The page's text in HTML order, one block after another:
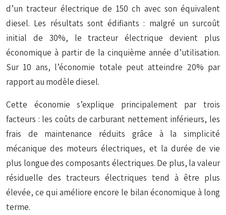
d’un tracteur électrique de 150 ch avec son équivalent
diesel. Les résultats sont édifiants : malgré un surcoût
initial de 30%, le tracteur électrique devient plus
économique à partir de la cinquième année d’utilisation.
Sur 10 ans, l’économie totale peut atteindre 20% par
rapport au modèle diesel.
Cette économie s’explique principalement par trois
facteurs : les coûts de carburant nettement inférieurs, les
frais de maintenance réduits grâce à la simplicité
mécanique des moteurs électriques, et la durée de vie
plus longue des composants électriques. De plus, la valeur
résiduelle des tracteurs électriques tend à être plus
élevée, ce qui améliore encore le bilan économique à long
terme.